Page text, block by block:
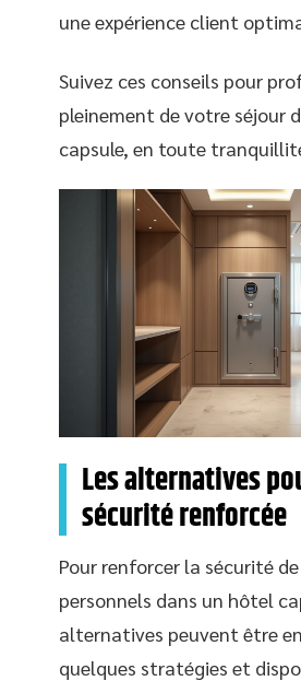
une expérience client
Suivez ces conseils pour
pleinement de votre séjour
capsule, en toute
Les alternatives
sécurité renforcée
Pour renforcer la sécurité
personnels dans un hôtel
alternatives peuvent être
quelques stratégies et